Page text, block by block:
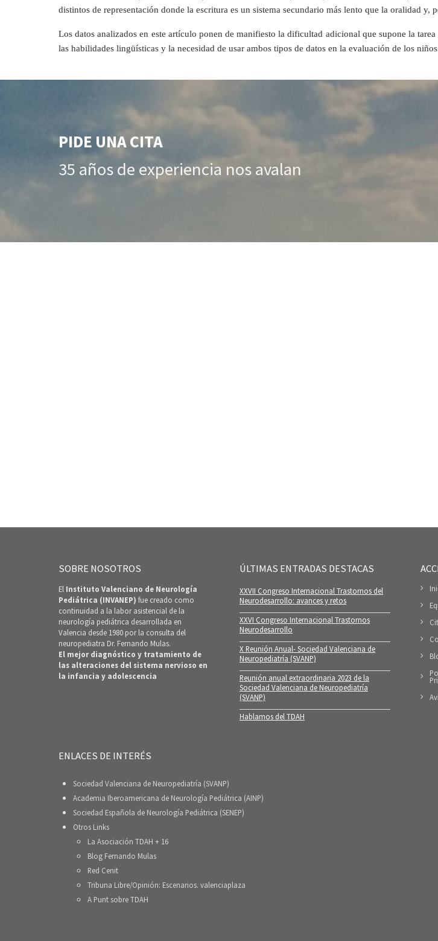
distintos de representación donde la escritura es un sistema secundario más lento que la oralidad
Los datos analizados en este artículo ponen de manifiesto la dificultad adicional que supone la
las habilidades lingüísticas y la necesidad de usar ambos tipos de datos en la evaluación de los
PIDE UNA CITA
35 años de experiencia nos avalan
SOBRE NOSOTROS
El Instituto Valenciano de Neurología
Pediátrica (INVANEP) fue creado como
continuidad a la labor asistencial de la
neurología pediátrica desarrollada en
Valencia desde 1980 por la consulta del
neuropediatra Dr. Fernando Mulas.
El mejor diagnóstico y tratamiento de
las alteraciones del sistema nervioso en
la infancia y adolescencia
ÚLTIMAS ENTRADAS DESTACAS
XXVII Congreso Internacional Trastornos del
Neurodesarrollo: avances y retos
XXVI Congreso Internacional Trastornos
Neurodesarrollo
X Reunión Anual- Sociedad Valenciana de
Neuropediatría (SVANP)
Reunión anual extraordinaria 2023 de la
Sociedad Valenciana de Neuropediatría
(SVANP)
Hablamos del TDAH
ENLACES DE INTERÉS
Sociedad Valenciana de Neuropediatría (SVANP)
Academia Iberoamericana de Neurología Pediátrica (AINP)
Sociedad Española de Neurología Pediátrica (SENEP)
Otros Links
La Asociación TDAH + 16
Blog Fernando Mulas
Red Cenit
Tribuna Libre/Opinión: Escenarios. valenciaplaza
A Punt sobre TDAH